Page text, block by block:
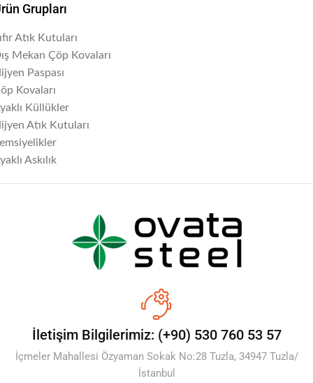
Grupları
Atık Kutuları
Mekan Çöp Kovaları
Paspası
Kovaları
Küllükler
Atık Kutuları
Askılık
İletişim Bilgilerimiz: (+90) 530 760 53 57
İçmeler Mahallesi Özyaman Sokak No:28 Tuzla, 34947 Tuzla/
İstanbul